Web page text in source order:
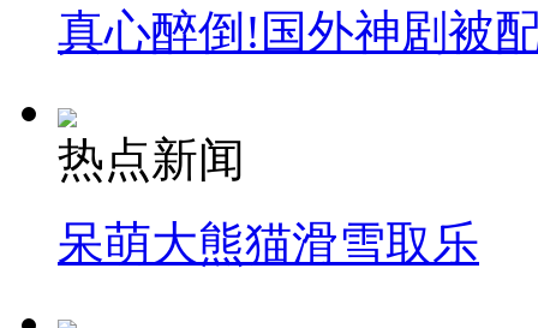
真心醉倒!国外神剧被
热点新闻
呆萌大熊猫滑雪取乐